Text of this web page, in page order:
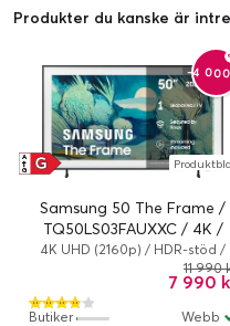
Produkter du kanske är
-4 000
Samsung 50 The Frame /
TQ50LS03FAUXXC / 4K /
QLED / 60 Hz / Smart TV
4K UHD (2160p) / HDR-stöd /
G
A
↑
G
7 990
11 990
Webb
Butiker